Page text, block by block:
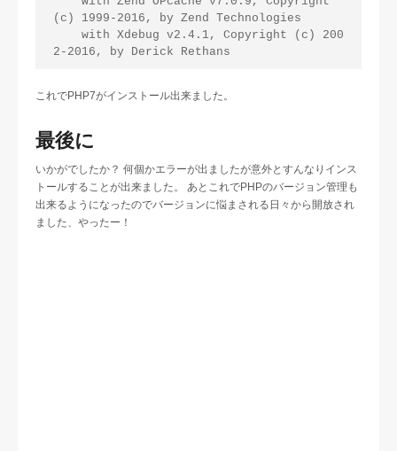
(c) 1999-2016, by Zend Technologies
これでPHP7がインストール出来ました。
最後に
いかがでしたか？ 何個かエラーが出ましたが意外とすんなりインス
トールすることが出来ました。 あとこれでPHPのバージョン管理も
出来るようになったのでバージョンに悩まされる日々から開放され
ました、やったー！